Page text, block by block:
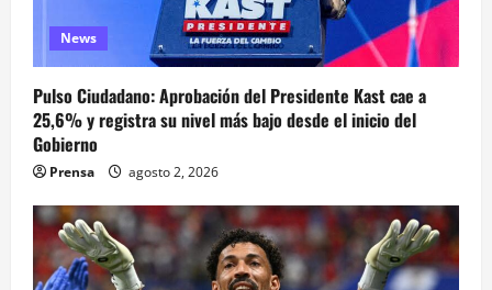
News
Pulso Ciudadano: Aprobación del Presidente Kast cae a
25,6% y registra su nivel más bajo desde el inicio del
Gobierno
Prensa agosto 2, 2026